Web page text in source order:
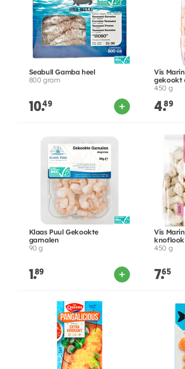
Seabull Gamba heel
800 gram
10.49
Vis
gekookt
450 g
4.89
Klaas Puul Gekookte
garnalen
90 g
1.89
Vis
knoflook
450 g
7.65